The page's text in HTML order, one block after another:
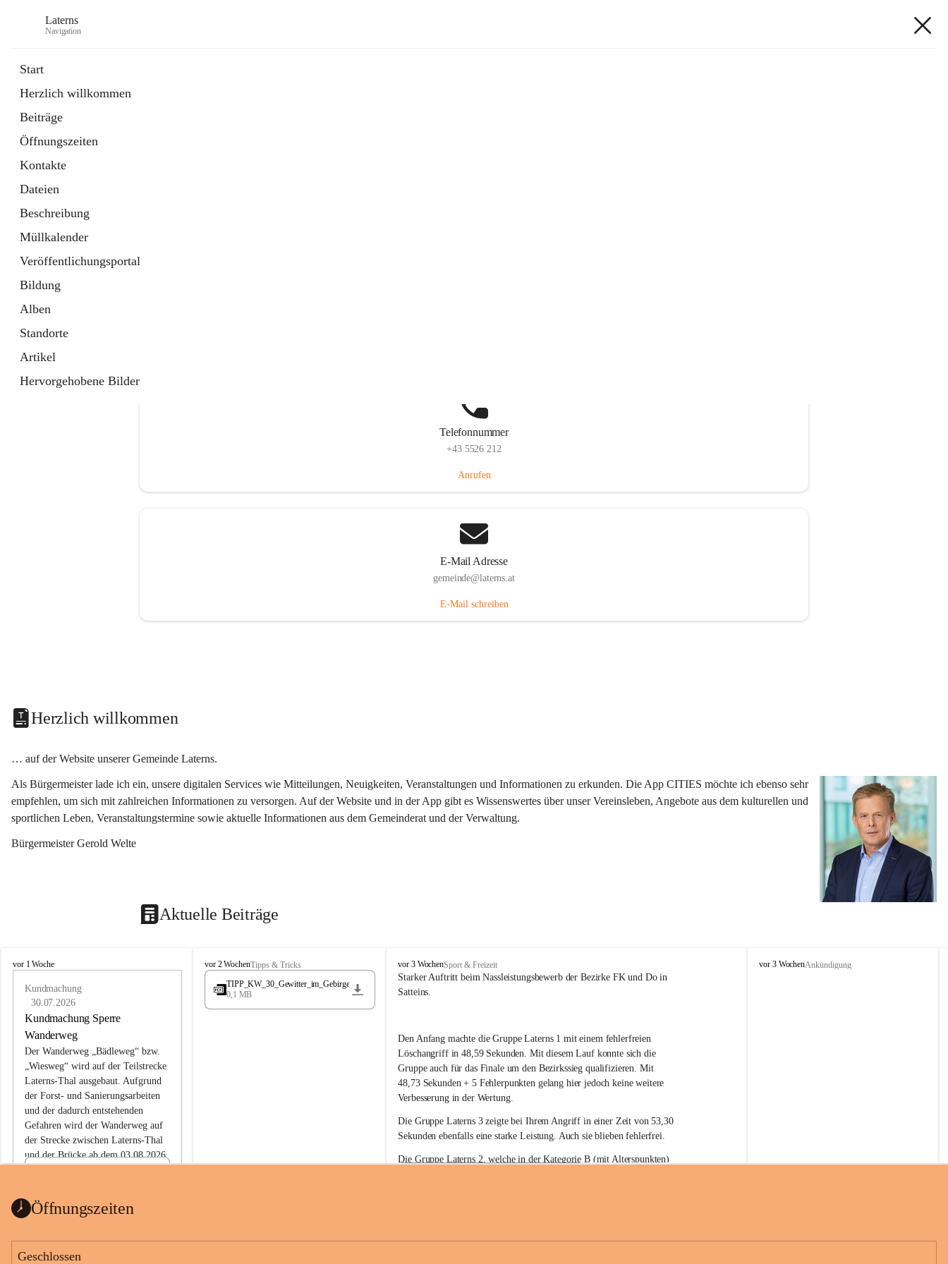
Laterns
Navigation
Start
Herzlich willkommen
Beiträge
Öffnungszeiten
Kontakte
Dateien
Beschreibung
Müllkalender
Veröffentlichungsportal
Bildung
Alben
Standorte
Artikel
Hervorgehobene Bilder
Telefonnummer
+43 5526 212
Anrufen
E-Mail Adresse
gemeinde@laterns.at
E-Mail schreiben
Herzlich willkommen
… auf der Website unserer Gemeinde Laterns.
Als Bürgermeister lade ich ein, unsere digitalen Services wie Mitteilungen, Neuigkeiten, Veranstaltungen und Informationen zu erkunden. Die App CITIES möchte ich ebenso sehr
empfehlen, um sich mit zahlreichen Informationen zu versorgen. Auf der Website und in der App gibt es Wissenswertes über unser Vereinsleben, Angebote aus dem kulturellen und
sportlichen Leben, Veranstaltungstermine sowie aktuelle Informationen aus dem Gemeinderat und der Verwaltung.
Bürgermeister Gerold Welte
Aktuelle Beiträge
L
vor 1 Woche
Kundmachung
30.07.2026
Kundmachung Sperre
Wanderweg
Der Wanderweg „Bädleweg“ bzw.
„Wiesweg“ wird auf der Teilstrecke
Laterns-Thal ausgebaut. Aufgrund
der Forst- und Sanierungsarbeiten
und der dadurch entstehenden
Gefahren wird der Wanderweg auf
der Strecke zwischen Laterns-Thal
und der Brücke ab dem 03.08.2026
ht
1 Seite•0,1 MB
L
a
e
vor 2 WochenTipps & Tricks
TIPP_KW_30_Gewitter_im_Gebirge
0,1 MB
F
r
e
l
l
i
g
e
F
e
u
e
r
w
t
vor 3 WochenSport & Freizeit
Starker Auftritt beim Nassleistungsbewerb der Bezirke FK und Do in
Satteins.
Den Anfang machte die Gruppe Laterns 1 mit einem fehlerfreien
Löschangriff in 48,59 Sekunden. Mit diesem Lauf konnte sich die
Gruppe auch für das Finale um den Bezirkssieg qualifizieren. Mit
48,73 Sekunden + 5 Fehlerpunkten gelang hier jedoch keine weitere
Verbesserung in der Wertung.
Die Gruppe Laterns 3 zeigte bei Ihrem Angriff in einer Zeit von 53,30
Sekunden ebenfalls eine starke Leistung. Auch sie blieben fehlerfrei.
Die Gruppe Laterns 2, welche in der Kategorie B (mit Alterspunkten)
L
vor 3 WochenAnkündigung
Öffnungszeiten
Geschlossen